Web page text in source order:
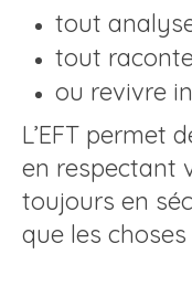
tout
tout
ou revivre
L’EFT permet
en respectant
toujours en
que les